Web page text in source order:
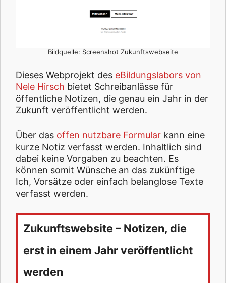
Bildquelle: Screenshot Zukunftswebseite
Dieses Webprojekt des eBildungslabors von
Nele Hirsch bietet Schreibanlässe für
öffentliche Notizen, die genau ein Jahr in der
Zukunft veröffentlicht werden.
Über das offen nutzbare Formular kann eine
kurze Notiz verfasst werden. Inhaltlich sind
dabei keine Vorgaben zu beachten. Es
können somit Wünsche an das zukünftige
Ich, Vorsätze oder einfach belanglose Texte
verfasst werden.
Zukunftswebsite – Notizen, die
erst in einem Jahr veröffentlicht
werden